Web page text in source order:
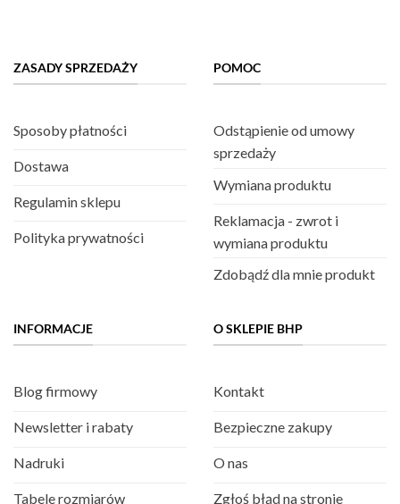
ZASADY SPRZEDAŻY
Sposoby płatności
Dostawa
Regulamin sklepu
Polityka prywatności
POMOC
Odstąpienie od umowy
sprzedaży
Wymiana produktu
Reklamacja - zwrot i
wymiana produktu
Zdobądź dla mnie produkt
INFORMACJE
Blog firmowy
Newsletter i rabaty
Nadruki
Tabele rozmiarów
O SKLEPIE BHP
Kontakt
Bezpieczne zakupy
O nas
Zgłoś błąd na stronie